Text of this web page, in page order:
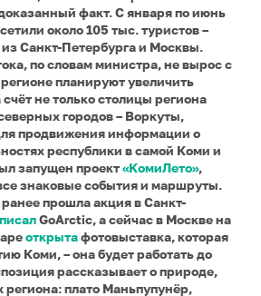
факт. С января по июнь
около 105 тыс. туристов –
Санкт-Петербурга и Москвы.
по словам министра, не вырос с
планируют увеличить
не только столицы региона
городов – Воркуты,
продвижения информации о
республики в самой Коми и
запущен проект«КомиЛето»,
знаковые события и маршруты.
прошла акция в Санкт-
писалGoArctic, а сейчас в Москве на
открытафотовыставка, которая
Коми, – она будет работать до
рассказывает о природе,
региона: плато Маньпупунёр,